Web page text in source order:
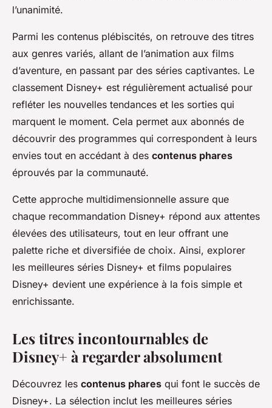
l’unanimité.
Parmi les contenus plébiscités, on retrouve des titres
aux genres variés, allant de l’animation aux films
d’aventure, en passant par des séries captivantes. Le
classement Disney+ est régulièrement actualisé pour
refléter les nouvelles tendances et les sorties qui
marquent le moment. Cela permet aux abonnés de
découvrir des programmes qui correspondent à leurs
envies tout en accédant à des contenus phares
éprouvés par la communauté.
Cette approche multidimensionnelle assure que
chaque recommandation Disney+ répond aux attentes
élevées des utilisateurs, tout en leur offrant une
palette riche et diversifiée de choix. Ainsi, explorer
les meilleures séries Disney+ et films populaires
Disney+ devient une expérience à la fois simple et
enrichissante.
Les titres incontournables de
Disney+ à regarder absolument
Découvrez les contenus phares qui font le succès de
Disney+. La sélection inclut les meilleures séries